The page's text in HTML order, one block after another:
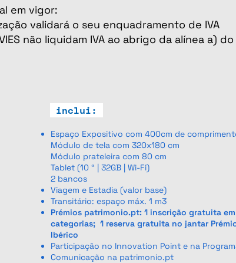
em vigor:
validará o seu enquadramento de IVA
não liquidam IVA ao abrigo da alínea a)
inclui:
Espaço Expositivo com 400cm de
Módulo de tela com 320x180 cm
Módulo prateleira com 80 cm
Tablet (10 “ | 32GB | Wi-Fi)
2 bancos
Viagem e Estadia (valor base)
Transitário: espaço máx. 1 m3
Prémios patrimonio.pt: 1 inscrição gratuita
categorias; 1 reserva gratuita no jantar
Ibérico
Participação no Innovation Point e na
Comunicação na patrimonio.pt